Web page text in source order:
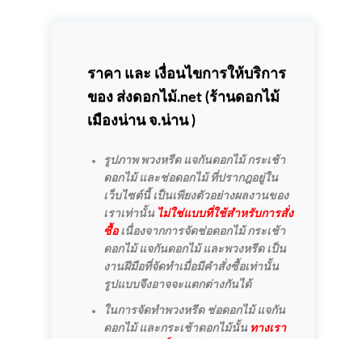
ราคา และ เงื่อนไขการให้บริการ
ของ ส่งดอกไม้.net (ร้านดอกไม้
เมืองน่านจ.น่าน )
รูปภาพ พวงหรีด แจกันดอกไม้ กระเช้า
ดอกไม้ และช่อดอกไม้ ที่ปรากฎอยู่ใน
เว็บไซต์นี้ เป็นเพียงตัวอย่างผลงานของ
เราเท่านั้น ไม่ใช่แบบที่ใช้สำหรับการสั่ง
ซื้อเนื่องจากการจัดช่อดอกไม้ กระเช้า
ดอกไม้ แจกันดอกไม้ และพวงหรีด เป็น
งานฝีมือที่จัดทำเมื่อมีคำสั่งซื้อเท่านั้น
รูปแบบจึงอาจจะแตกต่างกันได้
ในการจัดทำพวงหรีด ช่อดอกไม้ แจกัน
ดอกไม้ และกระเช้าดอกไม้นั้น ทางเรา